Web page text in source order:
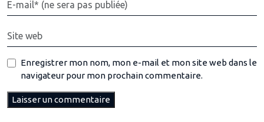
Enregistrer mon nom, mon e-mail et mon site web dans le
navigateur pour mon prochain commentaire.